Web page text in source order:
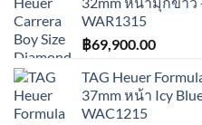
WAR1315
฿69,900.00
TAG Heuer
37mm หน้า Icy
WAC1215